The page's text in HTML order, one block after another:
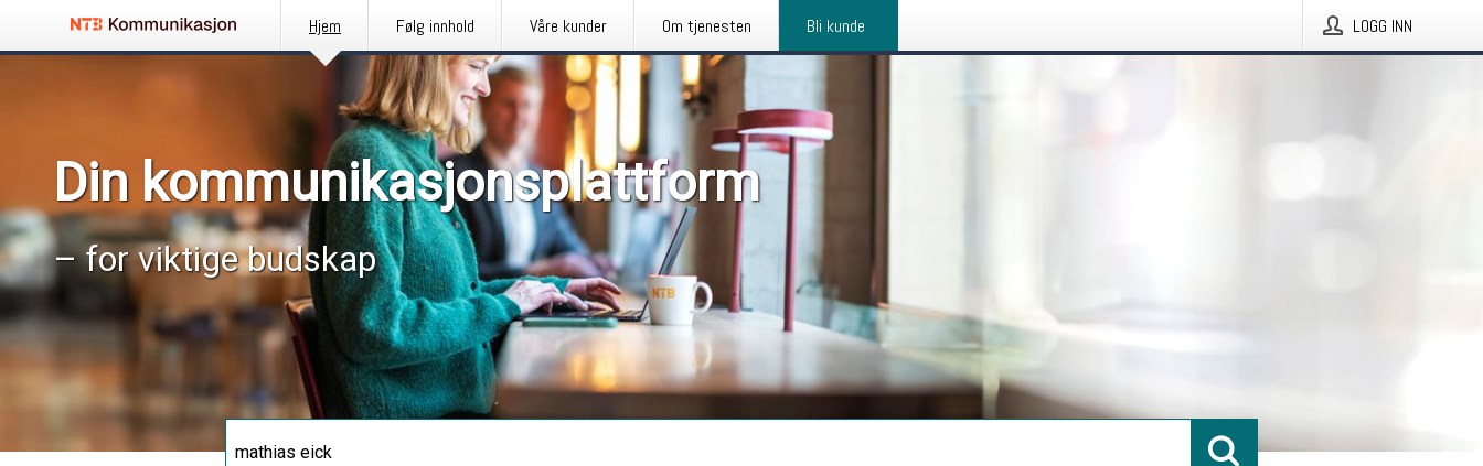
Hjem Følg innhold Våre kunder Om tjenesten Bli kunde LOGG INN
Din kommunikasjonsplattform
– for viktige budskap